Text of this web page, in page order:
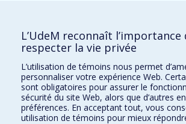
Qui fait quoi?
Nous trouver
Plan du site
Accessibilité
L’UdeM reconnaît l’importance
respecter la vie privée
L’utilisation de témoins nous permet
personnaliser votre expérience Web.
sont obligatoires pour assurer le
sécurité du site Web, alors que d’autres
préférences. En acceptant tout, vous
utilisation de témoins pour mieux